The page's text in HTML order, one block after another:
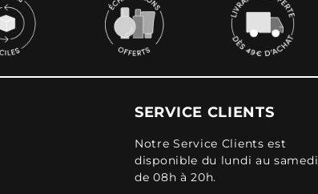
SERVICE CLIENTS
Notre Service Clients est
disponible du lundi au samedi
de 08h à 20h.